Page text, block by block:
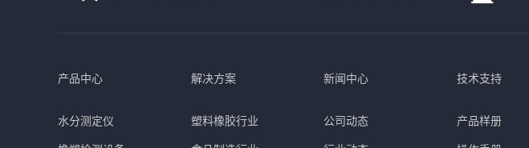
产品中心
水分测定仪
解决方案
塑料橡胶行业
新闻中心
公司动态
技术支持
产品样册